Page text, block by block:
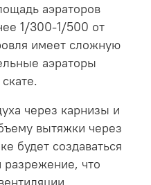
аэраторов
1/300-1/500 от
имеет сложную
аэраторы
через карнизы и
вытяжки через
будет создаваться
что